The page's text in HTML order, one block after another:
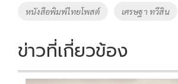
o
k
Li
k
Tags
หนังสือพิมพ์ไทยโพสต์ เศรษฐา ทวีสิน
ข่าวที่เกี่ยวข้อง